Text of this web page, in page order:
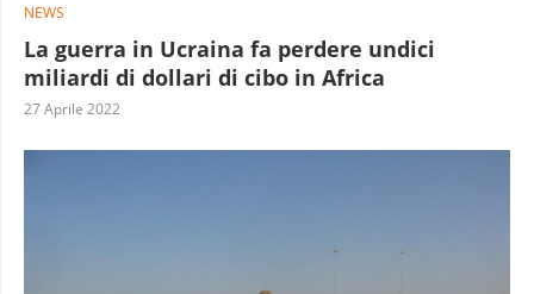
NEWS
La guerra in Ucraina fa perdere undici
miliardi di dollari di cibo in Africa
27 Aprile 2022